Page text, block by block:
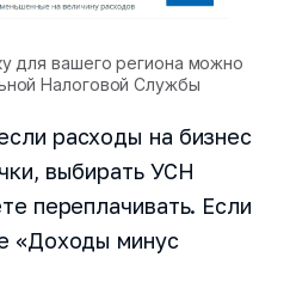
для вашего региона можно
Налоговой Службы
расходы на бизнес
выбирать УСН
переплачивать. Если
«Доходы минус